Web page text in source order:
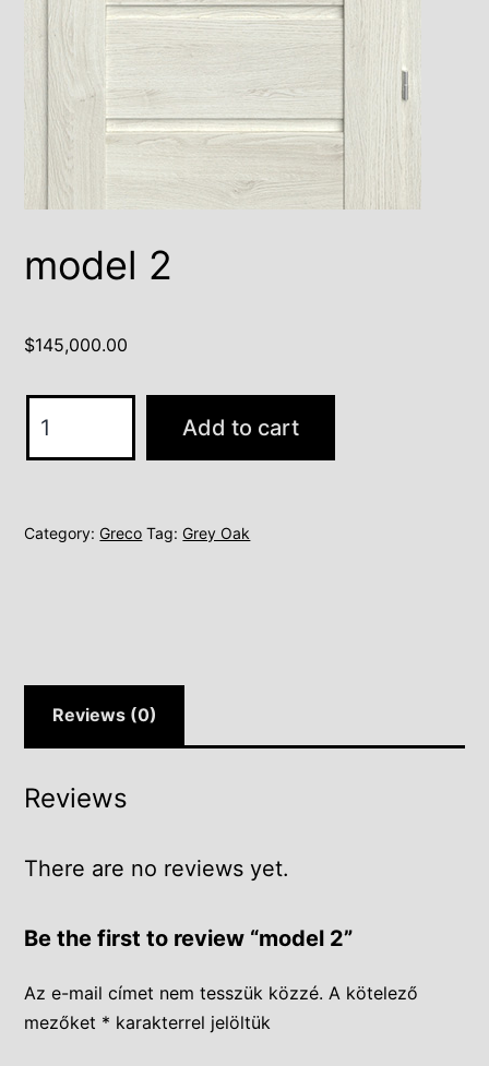
model 2
$145,000.00
Add to cart
Category:Greco Tag:Grey Oak
Reviews (0)
Reviews
There are no reviews yet.
Be the first to review “model 2”
Az e-mail címet nem tesszük közzé. A kötelező
mezőket * karakterrel jelöltük